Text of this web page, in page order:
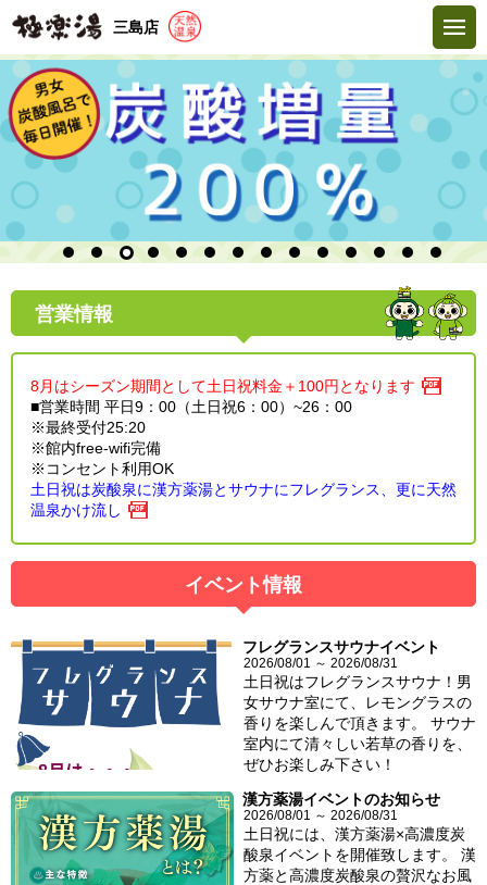
三島店
営業情報
8月はシーズン期間として土日祝料金＋100円となります
■営業時間 平日9：00（土日祝6：00）~26：00
※最終受付25:20
※館内free-wifi完備
※コンセント利用OK
土日祝は炭酸泉に漢方薬湯とサウナにフレグランス、更に天然
温泉かけ流し
イベント情報
フレグランスサウナイベント
2026/08/01 ～ 2026/08/31
土日祝はフレグランスサウナ！男
女サウナ室にて、レモングラスの
香りを楽しんで頂きます。 サウナ
室内にて清々しい若草の香りを、
ぜひお楽しみ下さい！
漢方薬湯イベントのお知らせ
2026/08/01 ～ 2026/08/31
土日祝には、漢方薬湯×高濃度炭
酸泉イベントを開催致します。 漢
方薬と高濃度炭酸泉の贅沢なお風